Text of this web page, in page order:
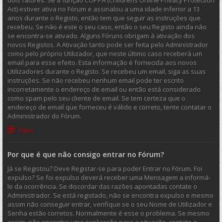
Act) estiver ativa no Fórum e assinalou a uma idade inferior a 13
anos durante o Registo, então tem que seguir as instruções que
recebeu. Se não é este o seu caso, então o seu Registo ainda não
se encontra-se ativado. Alguns Fóruns obrigam à ativação dos
novos Registos. A Ativação tanto pode ser feita pelo Administrador
como pelo próprio Utilizador, que neste último caso receberá um
email para esse efeito. Esta informação é fornecida aos novos
Utilizadores durante o Registo. Se recebeu um email, siga as suas
instruções. Se não recebeu nenhum email pode ter escrito
incorretamente o endereço de email ou então está considerado
como spam pelo seu cliente de email. Se tem certeza que o
endereço de email que forneceu é válido e correto, tente contatar o
Administrador do Fórum.
Topo
Por que é que não consigo entrar no Fórum?
Já se Registou? Deve Registar-se para poder Entrar no Fórum. Foi
expulso? Se foi expulso deverá receber uma Mensagem a informá-
lo da ocorrência. Se discordar das razões apontadas contate o
Administrador. Se está registado, não se encontra expulso e mesmo
assim não conseguir entrar, verifique se o seu Nome de Utilizador e
Senha estão corretos. Normalmente é esse o problema. Se mesmo